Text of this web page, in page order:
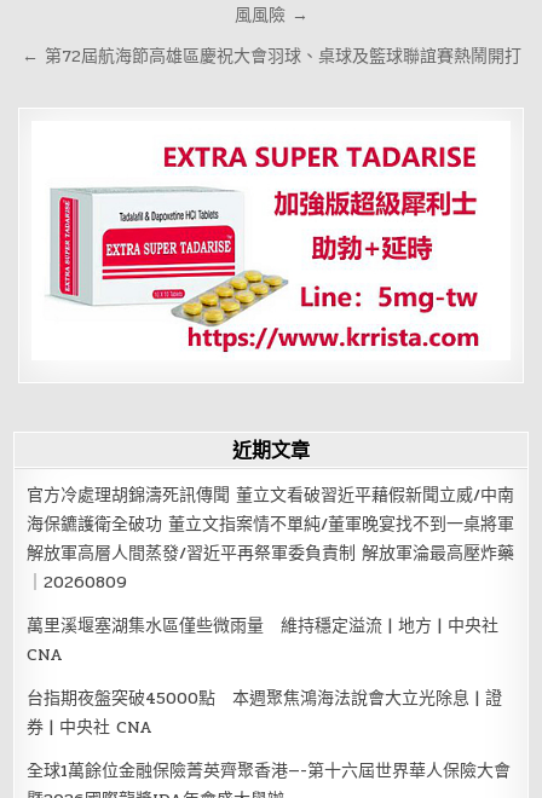
導
風風險 →
← 第72屆航海節高雄區慶祝大會羽球、桌球及籃球聯誼賽熱鬧開打
近期文章
官方冷處理胡錦濤死訊傳聞 董立文看破習近平藉假新聞立威/中南
海保鑣護衛全破功 董立文指案情不單純/董軍晚宴找不到一桌將軍
解放軍高層人間蒸發/習近平再祭軍委負責制 解放軍淪最高壓炸藥
｜20260809
萬里溪堰塞湖集水區僅些微雨量 維持穩定溢流 | 地方 | 中央社
CNA
台指期夜盤突破45000點 本週聚焦鴻海法說會大立光除息 | 證
券 | 中央社 CNA
全球1萬餘位金融保險菁英齊聚香港—-第十六屆世界華人保險大會